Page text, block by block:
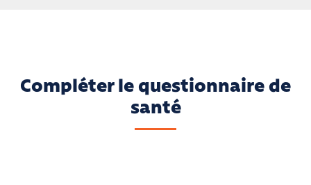
Compléter le questionnaire de
santé